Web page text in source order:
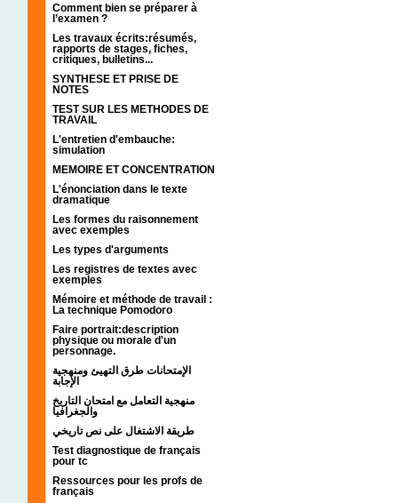
Comment bien se préparer à
l’examen ?
Les travaux écrits:résumés,
rapports de stages, fiches,
critiques, bulletins...
SYNTHESE ET PRISE DE
NOTES
TEST SUR LES METHODES DE
TRAVAIL
L'entretien d'embauche:
simulation
MEMOIRE ET CONCENTRATION
L'énonciation dans le texte
dramatique
Les formes du raisonnement
avec exemples
Les types d'arguments
Les registres de textes avec
exemples
Mémoire et méthode de travail :
La technique Pomodoro
Faire portrait:description
physique ou morale d'un
personnage.
الإمتحانات طرق التهيئ ومنهجية
الإجابة
منهجية التعامل مع امتحان التاريخ
والجغرافيا
طريقة الاشتغال على نص تاريخي
Test diagnostique de français
pour tc
Ressources pour les profs de
français